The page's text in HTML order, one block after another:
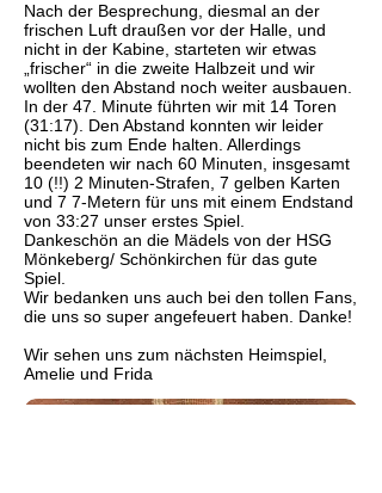
Nach der Besprechung, diesmal an der
frischen Luft draußen vor der Halle, und
nicht in der Kabine, starteten wir etwas
„frischer“ in die zweite Halbzeit und wir
wollten den Abstand noch weiter ausbauen.
In der 47. Minute führten wir mit 14 Toren
(31:17). Den Abstand konnten wir leider
nicht bis zum Ende halten. Allerdings
beendeten wir nach 60 Minuten, insgesamt
10 (!!) 2 Minuten-Strafen, 7 gelben Karten
und 7 7-Metern für uns mit einem Endstand
von 33:27 unser erstes Spiel.
Dankeschön an die Mädels von der HSG
Mönkeberg/ Schönkirchen für das gute
Spiel.
Wir bedanken uns auch bei den tollen Fans,
die uns so super angefeuert haben. Danke!
Wir sehen uns zum nächsten Heimspiel,
Amelie und Frida